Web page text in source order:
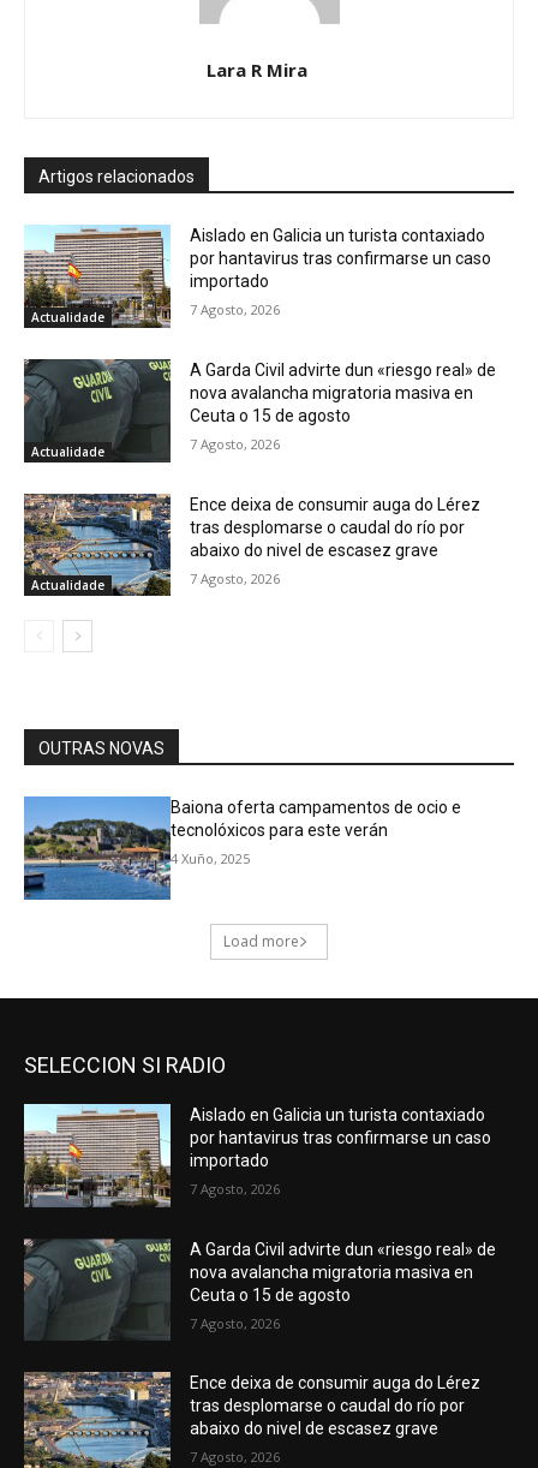
SELECCION SI RADIO
Aislado en Galicia un turista contaxiado
por hantavirus tras confirmarse un caso
importado
7 Agosto, 2026
A Garda Civil advirte dun «riesgo real» de
nova avalancha migratoria masiva en
Ceuta o 15 de agosto
7 Agosto, 2026
Ence deixa de consumir auga do Lérez
tras desplomarse o caudal do río por
abaixo do nivel de escasez grave
7 Agosto, 2026